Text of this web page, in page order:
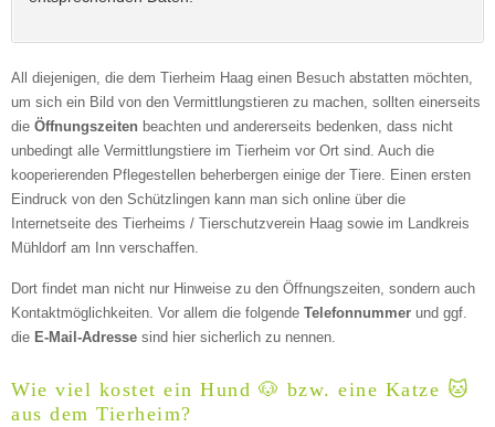
Kontaktmöglichkeiten
E-Mail-Adresse
Telefonnummer
All diejenigen, die dem Tierheim Haag einen Besuch abstatten möchten,
um sich ein Bild von den Vermittlungstieren zu machen, sollten einerseits
die Öffnungszeiten beachten und andererseits bedenken, dass nicht
unbedingt alle Vermittlungstiere im Tierheim vor Ort sind. Auch die
kooperierenden Pflegestellen beherbergen einige der Tiere. Einen ersten
Eindruck von den Schützlingen kann man sich online über die
Internetseite des Tierheims / Tierschutzverein Haag sowie im Landkreis
Mühldorf am Inn verschaffen.
Dort findet man nicht nur Hinweise zu den Öffnungszeiten, sondern auch
Kontaktmöglichkeiten. Vor allem die folgende Telefonnummer und ggf.
die E-Mail-Adresse sind hier sicherlich zu nennen.
Wie viel kostet ein Hund 🐶 bzw. eine Katze 🐱
aus dem Tierheim?